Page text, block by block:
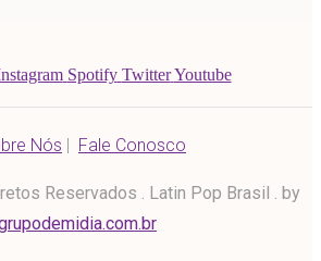
Spotify Twitter Youtube
Nós Fale Conosco
Reservados . Latin Pop Brasil . by